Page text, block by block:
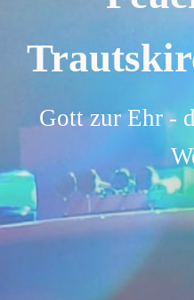
Gott zur Ehr -